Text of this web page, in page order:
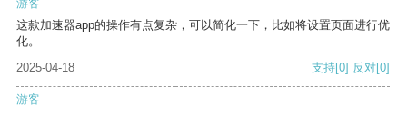
游客
这款加速器app的操作有点复杂，可以简化一下，比如将设置页面进行优
化。
2025-04-18
支持[0] 反对[0]
游客